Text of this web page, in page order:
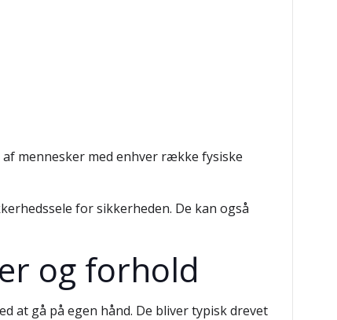
mennesker med enhver række fysiske
for sikkerheden. De kan også
og forhold
at gå på egen hånd. De bliver typisk drevet